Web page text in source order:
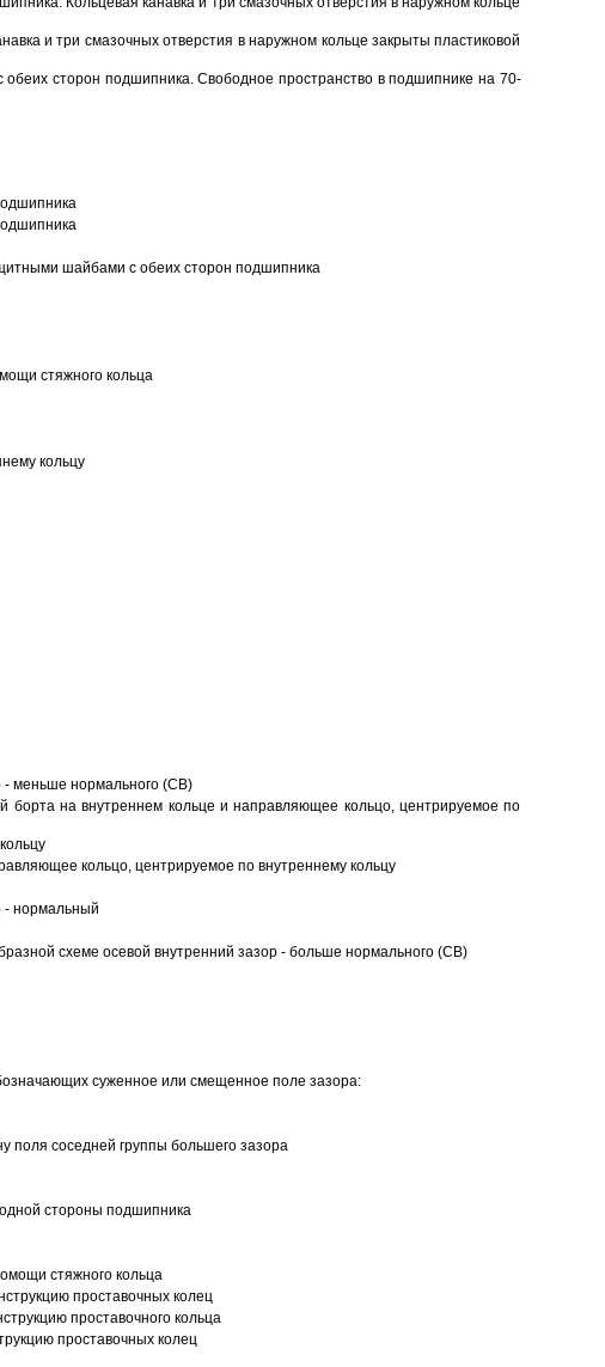
и три смазочных отверстия в наружном кольце закрыты пластиковой
обеих сторон подшипника. Свободное пространство в подшипнике на 70-
шайбами с обеих сторон подшипника
стяжного кольца
кольцу
меньше нормального (CB)
на внутреннем кольце и направляющее кольцо, центрируемое по
кольцо, центрируемое по внутреннему кольцу
- нормальный
схеме осевой внутренний зазор - больше нормального (CB)
суженное или смещенное поле зазора:
поля соседней группы большего зазора
одной стороны подшипника
стяжного кольца
проставочных колец
проставочного кольца
проставочных колец